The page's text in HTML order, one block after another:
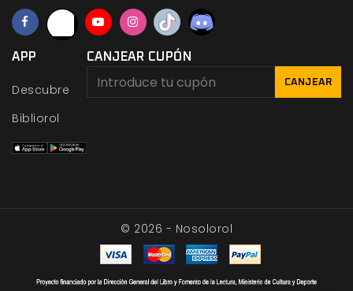
APP
Descubre
Bibliorol
CANJEAR CUPÓN
CANJEAR
© 2026 - Nosolorol